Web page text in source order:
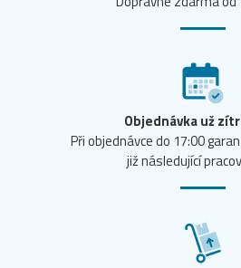
Objednávka už
Při objednávce do 17:00
již následující